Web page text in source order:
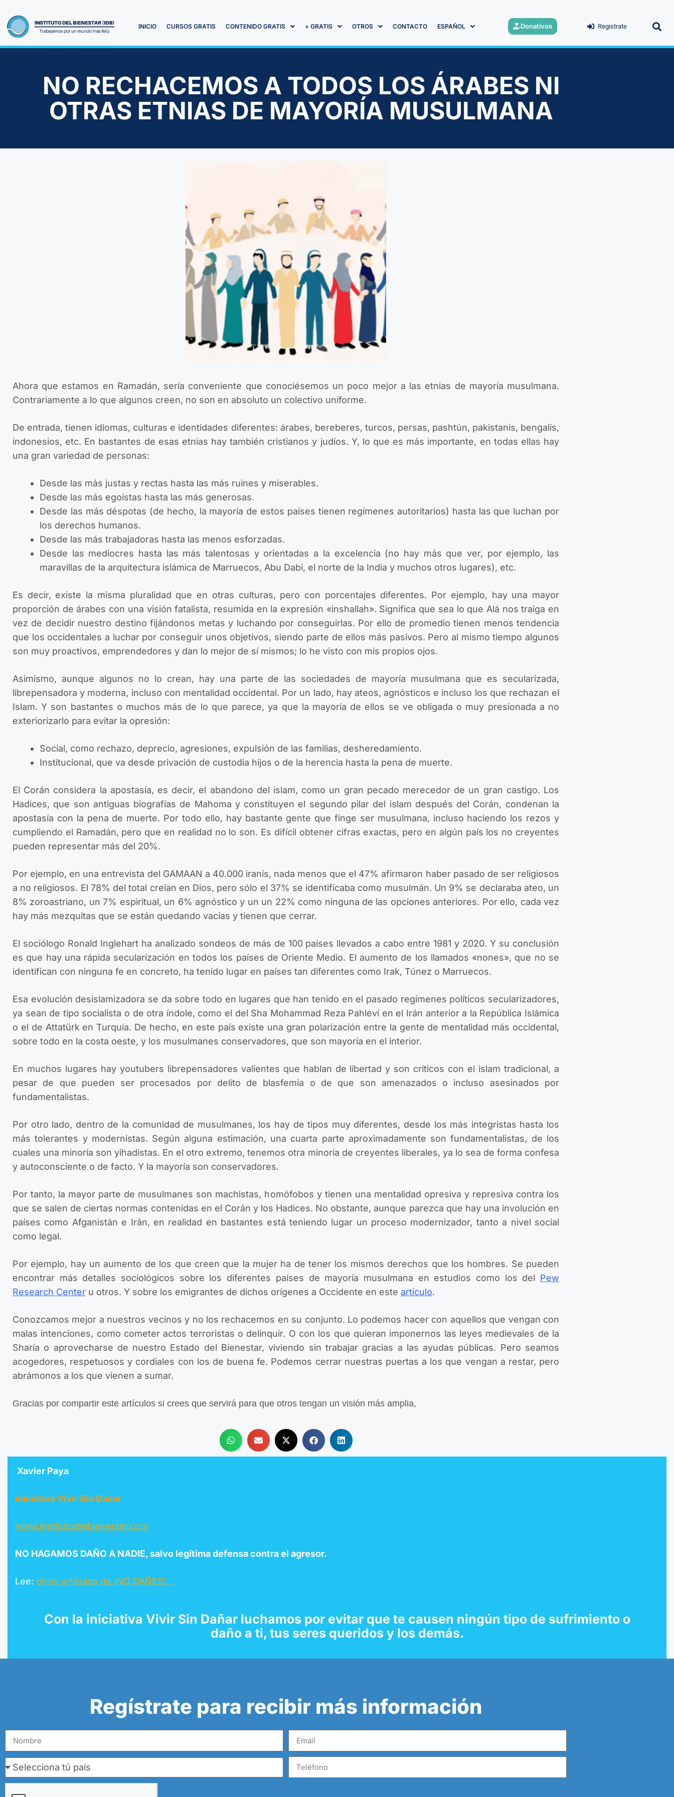
INICIO CURSOS GRATIS CONTENIDO GRATIS + GRATIS OTROS CONTACTO ESPAÑOL Donativos Registrate
NO RECHACEMOS A TODOS LOS ÁRABES NI
OTRAS ETNIAS DE MAYORÍA MUSULMANA
Ahora que estamos en Ramadán, sería conveniente que conociésemos un poco mejor a las etnias de mayoría musulmana.
Contrariamente a lo que algunos creen, no son en absoluto un colectivo uniforme.
De entrada, tienen idiomas, culturas e identidades diferentes: árabes, bereberes, turcos, persas, pashtún, pakistanís, bengalís,
indonesios, etc. En bastantes de esas etnias hay también cristianos y judíos. Y, lo que es más importante, en todas ellas hay
una gran variedad de personas:
Desde las más justas y rectas hasta las más ruines y miserables.
Desde las más egoístas hasta las más generosas.
Desde las más déspotas (de hecho, la mayoría de estos países tienen regímenes autoritarios) hasta las que luchan por
los derechos humanos.
Desde las más trabajadoras hasta las menos esforzadas.
Desde las mediocres hasta las más talentosas y orientadas a la excelencia (no hay más que ver, por ejemplo, las
maravillas de la arquitectura islámica de Marruecos, Abu Dabi, el norte de la India y muchos otros lugares), etc.
Es decir, existe la misma pluralidad que en otras culturas, pero con porcentajes diferentes. Por ejemplo, hay una mayor
proporción de árabes con una visión fatalista, resumida en la expresión «inshallah». Significa que sea lo que Alá nos traiga en
vez de decidir nuestro destino fijándonos metas y luchando por conseguirlas. Por ello de promedio tienen menos tendencia
que los occidentales a luchar por conseguir unos objetivos, siendo parte de ellos más pasivos. Pero al mismo tiempo algunos
son muy proactivos, emprendedores y dan lo mejor de sí mismos; lo he visto con mis propios ojos.
Asimismo, aunque algunos no lo crean, hay una parte de las sociedades de mayoría musulmana que es secularizada,
librepensadora y moderna, incluso con mentalidad occidental. Por un lado, hay ateos, agnósticos e incluso los que rechazan el
Islam.Y son bastantes o muchos más de lo que parece, ya que la mayoría de ellos se ve obligada o muy presionada a no
exteriorizarlo para evitar la opresión:
Social, como rechazo, deprecio, agresiones, expulsión de las familias, desheredamiento.
Institucional, que va desde privación de custodia hijos o de la herencia hasta la pena de muerte.
El Corán considera la apostasía, es decir, el abandono del islam, como un gran pecado merecedor de un gran castigo. Los
Hadices, que son antiguas biografías de Mahoma y constituyen el segundo pilar del islam después del Corán, condenan la
apostasía con la pena de muerte. Por todo ello, hay bastante gente que finge ser musulmana, incluso haciendo los rezos y
cumpliendo el Ramadán, pero que en realidad no lo son. Es difícil obtener cifras exactas, pero en algún país los no creyentes
pueden representar más del 20%.
Por ejemplo, en una entrevista del GAMAAN a 40.000 iranís, nada menos que el 47% afirmaron haber pasado de ser religiosos
a no religiosos. El 78% del total creían en Dios, pero sólo el 37% se identificaba como musulmán. Un 9% se declaraba ateo, un
8% zoroastriano, un 7% espiritual, un 6% agnóstico y un un 22% como ninguna de las opciones anteriores. Por ello, cada vez
hay más mezquitas que se están quedando vacías y tienen que cerrar.
El sociólogo Ronald Inglehart ha analizado sondeos de más de 100 países llevados a cabo entre 1981 y 2020. Y su conclusión
es que hay una rápida secularización en todos los países de Oriente Medio. El aumento de los llamados «nones», que no se
identifican con ninguna fe en concreto, ha tenido lugar en países tan diferentes como Irak, Túnez o Marruecos.
Esa evolución desislamizadora se da sobre todo en lugares que han tenido en el pasado regímenes políticos secularizadores,
ya sean de tipo socialista o de otra índole, como el del Sha Mohammad Reza Pahleví en el Irán anterior a la República Islámica
o el de Attatürk en Turquía. De hecho, en este país existe una gran polarización entre la gente de mentalidad más occidental,
sobre todo en la costa oeste, y los musulmanes conservadores, que son mayoría en el interior.
En muchos lugares hay youtubers librepensadores valientes que hablan de libertad y son críticos con el islam tradicional, a
pesar de que pueden ser procesados por delito de blasfemia o de que son amenazados o incluso asesinados por
fundamentalistas.
Por otro lado, dentro de la comunidad de musulmanes, los hay de tipos muy diferentes, desde los más integristas hasta los
más tolerantes y modernistas. Según alguna estimación, una cuarta parte aproximadamente son fundamentalistas, de los
cuales una minoría son yihadistas. En el otro extremo, tenemos otra minoría de creyentes liberales, ya lo sea de forma confesa
y autoconsciente o de facto. Y la mayoría son conservadores.
Por tanto, la mayor parte de musulmanes son machistas, homófobos y tienen una mentalidad opresiva y represiva contra los
que se salen de ciertas normas contenidas en el Corán y los Hadices. No obstante, aunque parezca que hay una involución en
países como Afganistán e Irán, en realidad en bastantes está teniendo lugar un proceso modernizador, tanto a nivel social
como legal.
Por ejemplo, hay un aumento de los que creen que la mujer ha de tener los mismos derechos que los hombres. Se pueden
encontrar más detalles sociológicos sobre los diferentes países de mayoría musulmana en estudios como los del Pew
Research Center u otros. Y sobre los emigrantes de dichos orígenes a Occidente en este artículo.
Conozcamos mejor a nuestros vecinos y no los rechacemos en su conjunto. Lo podemos hacer con aquellos que vengan con
malas intenciones, como cometer actos terroristas o delinquir. O con los que quieran imponernos las leyes medievales de la
Sharía o aprovecharse de nuestro Estado del Bienestar, viviendo sin trabajar gracias a las ayudas públicas. Pero seamos
acogedores, respetuosos y cordiales con los de buena fe. Podemos cerrar nuestras puertas a los que vengan a restar, pero
abrámonos a los que vienen a sumar.
Gracias por compartir este artículos si crees que servirá para que otros tengan un visión más amplia,
Xavier Paya
iniciativa Vivir Sin Dañar
www.institutodelbienestar.com
NO HAGAMOS DAÑO A NADIE, salvo legítima defensa contra el agresor.
Lee: otros artículos de ¡NO DAÑES!…
Con la iniciativa Vivir Sin Dañarluchamos por evitar que te causen ningún tipo de sufrimiento o
daño a ti, tus seres queridos y los demás.
Regístrate para recibir más información